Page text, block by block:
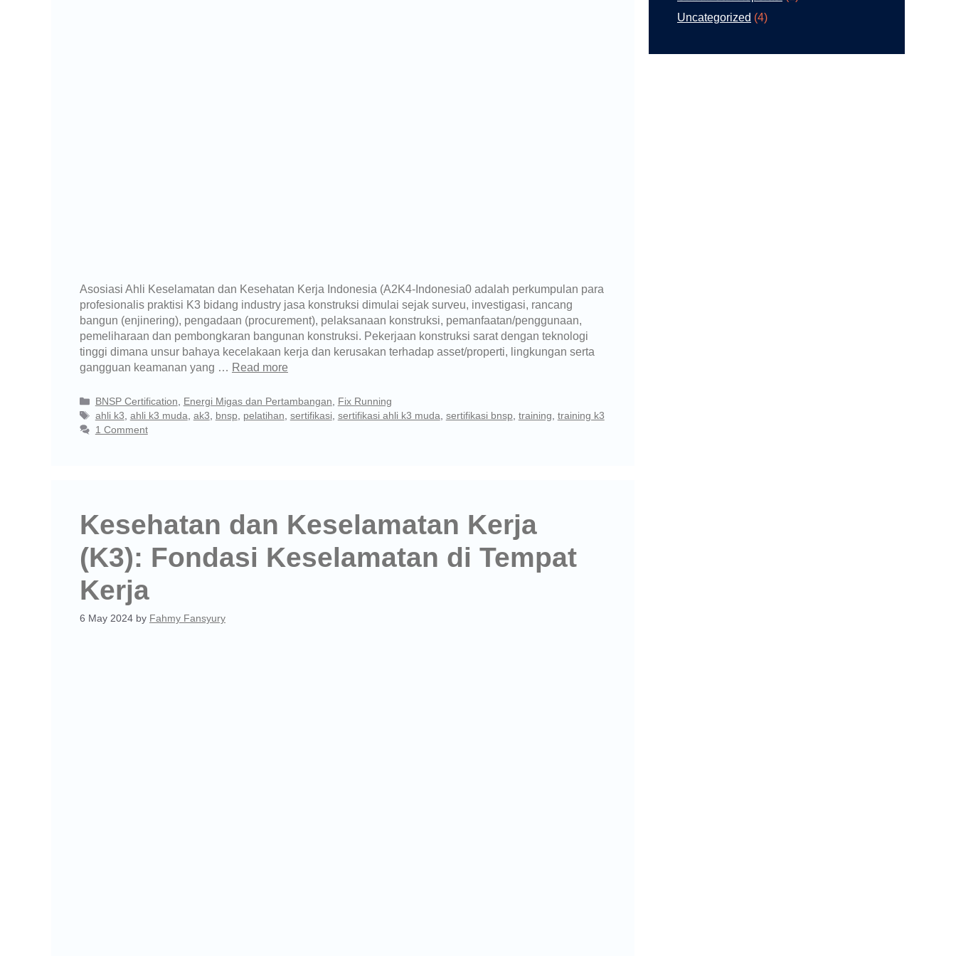
Asosiasi Ahli Keselamatan dan Kesehatan Kerja Indonesia (A2K4-Indonesia0 adalah perkumpulan para
profesionalis praktisi K3 bidang industry jasa konstruksi dimulai sejak surveu, investigasi, rancang
bangun (enjinering), pengadaan (procurement), pelaksanaan konstruksi, pemanfaatan/penggunaan,
pemeliharaan dan pembongkaran bangunan konstruksi. Pekerjaan konstruksi sarat dengan teknologi
tinggi dimana unsur bahaya kecelakaan kerja dan kerusakan terhadap asset/properti, lingkungan serta
gangguan keamanan yang … Read more
BNSP Certification, Energi Migas dan Pertambangan, Fix Running
ahli k3, ahli k3 muda, ak3, bnsp, pelatihan, sertifikasi, sertifikasi ahli k3 muda, sertifikasi bnsp, training, training k3
1 Comment
Kesehatan dan Keselamatan Kerja
(K3): Fondasi Keselamatan di Tempat
Kerja
6 May 2024 by Fahmy Fansyury
Uncategorized (4)